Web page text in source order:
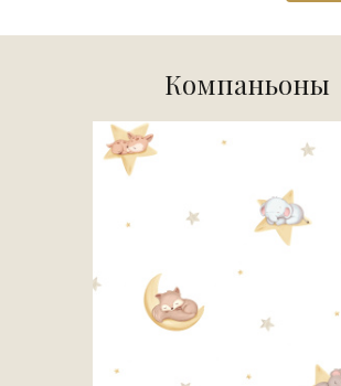
Компаньоны